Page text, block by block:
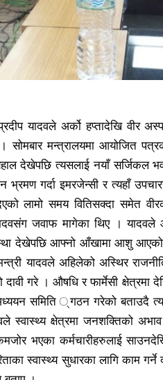
यादवले अर्को हप्तादेखि वीर
मन्त्रालयमा आयोजित
देखेपछि त्यसलाई नयाँ सर्जिकल
गर्दा इमरजेन्सी र त्यहाँ
लामो समय वितिसक्दा समेत
जवाफ मागेका थिए ।
देखेपछि आफ्नो आँखामा आशु आएको
यादवले अहिलेको अस्थिर
गरे । औषधि र फार्मेसी क्षेत्रमा
समिति ्गठन गरेको बताउदै
स्वास्थ्य क्षेत्रमा जनशक्तिको
भएका कर्मचारीहरुलाई
स्वास्थ्य सुधारका लागि काम